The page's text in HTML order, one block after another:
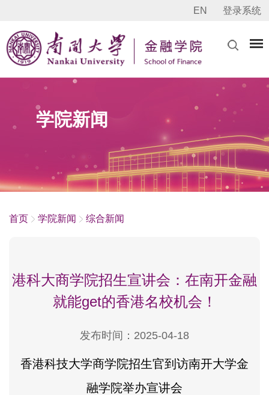
EN 登录系统
学院新闻
首页 学院新闻 综合新闻
港科大商学院招生宣讲会：在南开金融
就能get的香港名校机会！
发布时间：2025-04-18
香港科技大学商学院招生官到访南开大学金
融学院举办宣讲会